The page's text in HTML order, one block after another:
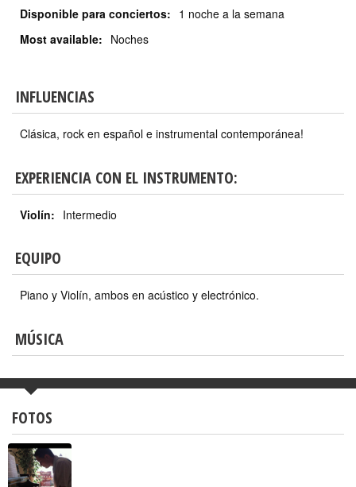
Disponible para conciertos: 1 noche a la semana
Most available: Noches
INFLUENCIAS
Clásica, rock en español e instrumental contemporánea!
EXPERIENCIA CON EL INSTRUMENTO:
Violín: Intermedio
EQUIPO
Piano y Violín, ambos en acústico y electrónico.
MÚSICA
FOTOS